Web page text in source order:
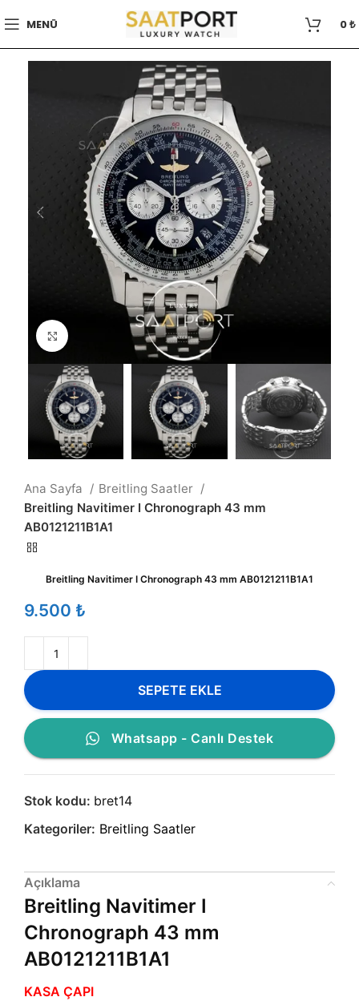
MENÜ 0₺
Büyütmek için tıklayın
Ana Sayfa
Breitling Saatler
Breitling Navitimer I Chronograph 43 mm
AB0121211B1A1
Breitling Navitimer I Chronograph 43 mm AB0121211B1A1
₺
SEPETE EKLE
Whatsapp - Canlı Destek
Stok kodu: bret14
Kategoriler: Breitling Saatler
Açıklama
Breitling Navitimer I
Chronograph 43 mm
AB0121211B1A1
KASA ÇAPI